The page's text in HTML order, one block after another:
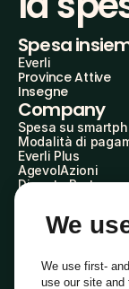
Spesa
Everli
Province Attive
Insegne
Company
Spesa su
Modalità di
Everli Plus
AgevolAzioni
Diventa Partner
Everli Shoppers
About Us
Everli News
Domande
We
We use first-
use our site and